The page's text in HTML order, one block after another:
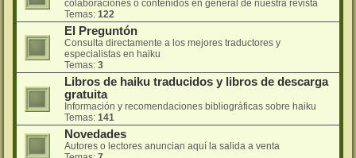
colaboraciones o contenidos en general de nuestra revista
Temas: 122
El Preguntón
Consulta directamente a los mejores traductores y
especialistas en haiku
Temas: 3
Libros de haiku traducidos y libros de descarga
gratuita
Información y recomendaciones bibliográficas sobre haiku
Temas: 141
Novedades
Autores o lectores anuncian aquí la salida a venta